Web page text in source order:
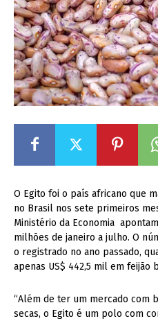
O Egito foi o país africano que
no Brasil nos sete primeiros
Ministério da Economia
milhões de janeiro a julho. O
o registrado no ano passado,
apenas US$ 442,5 mil em feijão
“Além de ter um mercado com
secas, o Egito é um polo com